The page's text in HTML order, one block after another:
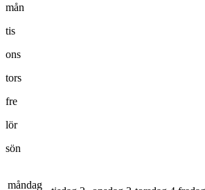
mån
tis
ons
tors
fre
lör
sön
måndag